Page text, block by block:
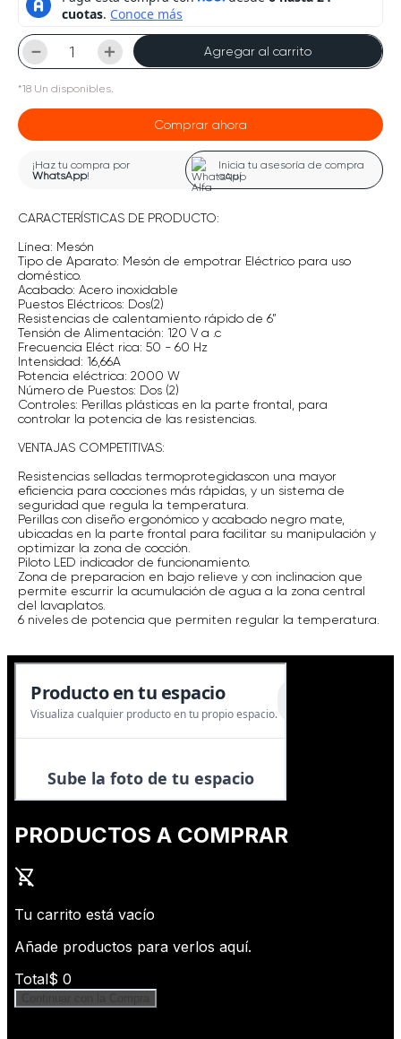
＋
－ Agregar al carrito
*18 Un disponibles.
Comprar ahora
¡Haz tu compra por
WhatsApp!
Inicia tu asesoría de compra
aquí
CARACTERÍSTICAS DE PRODUCTO:
Línea: Mesón
Tipo de Aparato: Mesón de empotrar Eléctrico para uso
doméstico.
Acabado: Acero inoxidable
Puestos Eléctricos: Dos(2)
Resistencias de calentamiento rápido de 6”
Tensión de Alimentación: 120 V a .c
Frecuencia Eléct rica: 50 - 60 Hz
Intensidad: 16,66A
Potencia eléctrica: 2000 W
Número de Puestos: Dos (2)
Controles: Perillas plásticas en la parte frontal, para
controlar la potencia de las resistencias.
VENTAJAS COMPETITIVAS:
Resistencias selladas termoprotegidascon una mayor
eficiencia para cocciones más rápidas, y un sistema de
seguridad que regula la temperatura.
Perillas con diseño ergonómico y acabado negro mate,
ubicadas en la parte frontal para facilitar su manipulación y
optimizar la zona de cocción.
Piloto LED indicador de funcionamiento.
Zona de preparacion en bajo relieve y con inclinacion que
permite escurrir la acumulación de agua a la zona central
del lavaplatos.
6 niveles de potencia que permiten regular la temperatura.